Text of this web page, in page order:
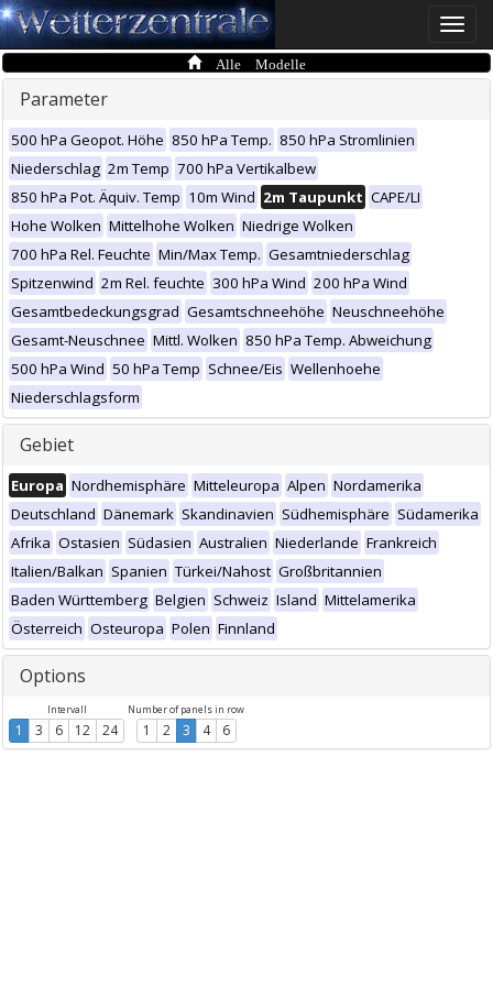
Toggle
Alle Modelle
Parameter
500 hPa Geopot. Höhe 850 hPa Temp. 850 hPa Stromlinien
Niederschlag 2m Temp 700 hPa Vertikalbew
850 hPa Pot. Äquiv. Temp 10m Wind 2m Taupunkt CAPE/LI
Hohe Wolken Mittelhohe Wolken Niedrige Wolken
700 hPa Rel. Feuchte Min/Max Temp. Gesamtniederschlag
Spitzenwind 2m Rel. feuchte 300 hPa Wind 200 hPa Wind
Gesamtbedeckungsgrad Gesamtschneehöhe Neuschneehöhe
Gesamt-Neuschnee Mittl. Wolken 850 hPa Temp. Abweichung
500 hPa Wind 50 hPa Temp Schnee/Eis Wellenhoehe
Niederschlagsform
Gebiet
Europa Nordhemisphäre Mitteleuropa Alpen Nordamerika
Deutschland Dänemark Skandinavien Südhemisphäre Südamerika
Afrika Ostasien Südasien Australien Niederlande Frankreich
Italien/Balkan Spanien Türkei/Nahost Großbritannien
Baden Württemberg Belgien Schweiz Island Mittelamerika
Österreich Osteuropa Polen Finnland
Options
Intervall
1 3 6 12 24
Number of panels in row
1 2 3 4 6